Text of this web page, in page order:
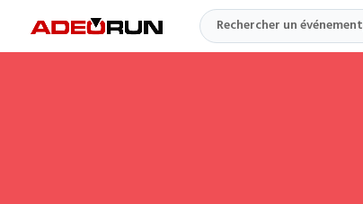
Rechercher un événement